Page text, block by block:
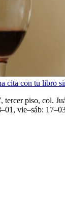
cita con tu libro
tercer piso, col.
vie–sáb: